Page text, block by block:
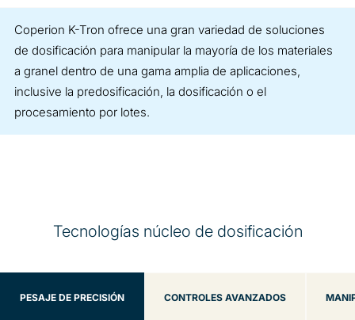
Coperion K-Tron ofrece una gran variedad de soluciones
de dosificación para manipular la mayoría de los materiales
a granel dentro de una gama amplia de aplicaciones,
inclusive la predosificación, la dosificación o el
procesamiento por lotes.
Tecnologías núcleo de dosificación
PESAJE DE PRECISIÓN CONTROLES AVANZADOS